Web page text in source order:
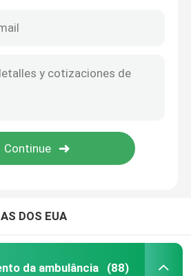
DOS EUA
da ambulância (88)